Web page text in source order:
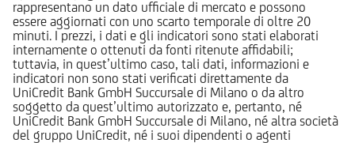
rappresentano un dato ufficiale di mercato e possono
essere aggiornati con uno scarto temporale di oltre 20
minuti. I prezzi, i dati e gli indicatori sono stati elaborati
internamente o ottenuti da fonti ritenute affidabili;
tuttavia, in quest’ultimo caso, tali dati, informazioni e
indicatori non sono stati verificati direttamente da
UniCredit Bank GmbH Succursale di Milano o da altro
soggetto da quest’ultimo autorizzato e, pertanto, né
UniCredit Bank GmbH Succursale di Milano, né altra società
del gruppo UniCredit, né i suoi dipendenti o agenti